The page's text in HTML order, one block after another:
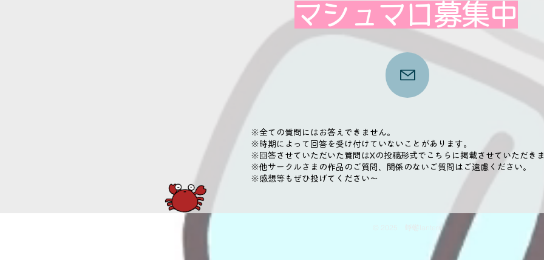
​マシュマロ募集中
※全ての質問にはお答えできません。
​※時期によって回答を受け付けていないことがあります。
​※回答させていただいた質問はXの投稿形式でこちらに掲載させていただき
※他サークルさまの作品のご質問、関係のないご質問はご遠慮ください。
※感想等もぜひ投げてください～
© 2025 蜉蝣lantern